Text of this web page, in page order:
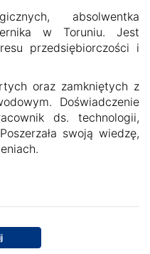
absolwentka
w Toruniu. Jest
przedsiębiorczości i
oraz zamkniętych z
Doświadczenie
ds. technologii,
swoją wiedzę,